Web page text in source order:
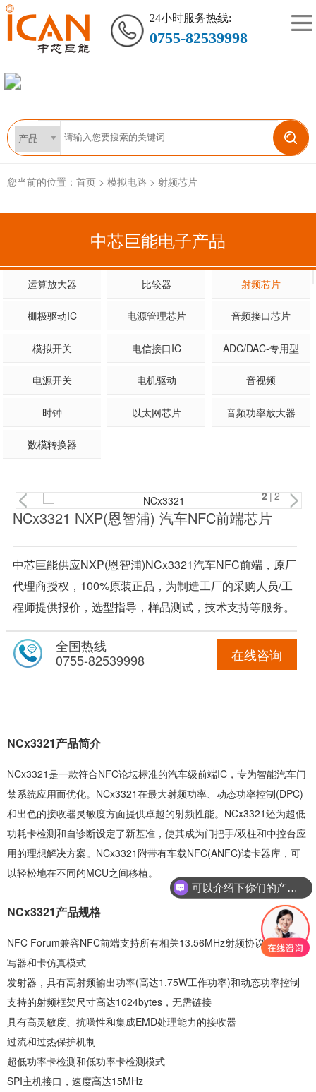
24小时服务热线:
0755-82539998
您当前的位置： 首页 > 模拟电路 > 射频芯片
中芯巨能电子产品
运算放大器 比较器 射频芯片
栅极驱动IC 电源管理芯片 音频接口芯片
模拟开关 电信接口IC ADC/DAC-专用型
电源开关 电机驱动 音视频
时钟 以太网芯片 音频功率放大器
数模转换器
2|2
NCx3321 NXP(恩智浦) 汽车NFC前端芯片
中芯巨能供应NXP(恩智浦)NCx3321汽车NFC前端，原厂
代理商授权，100%原装正品，为制造工厂的采购人员/工
程师提供报价，选型指导，样品测试，技术支持等服务。
在线咨询
全国热线
0755-82539998
NCx3321产品简介
NCx3321是一款符合NFC论坛标准的汽车级前端IC，专为智能汽车门
禁系统应用而优化。NCx3321在最大射频功率、动态功率控制(DPC)
和出色的接收器灵敏度方面提供卓越的射频性能。NCx3321还为超低
功耗卡检测和自诊断设定了新基准，使其成为门把手/双柱和中控台应
用的理想解决方案。NCx3321附带有车载NFC(ANFC)读卡器库，可
以轻松地在不同的MCU之间移植。
NCx3321产品规格
NFC Forum兼容NFC前端支持所有相关13.56MHz射频协议，包括读
写器和卡仿真模式
发射器，具有高射频输出功率(高达1.75W工作功率)和动态功率控制
支持的射频框架尺寸高达1024bytes，无需链接
具有高灵敏度、抗噪性和集成EMD处理能力的接收器
过流和过热保护机制
超低功率卡检测和低功率卡检测模式
SPI主机接口，速度高达15MHz
可以介绍下你们的产品么